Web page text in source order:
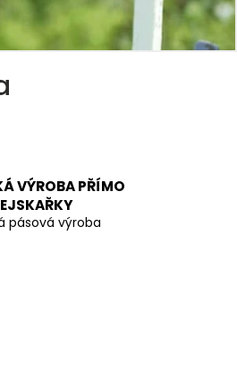
VÝROBA PŘÍMO
pásová výroba